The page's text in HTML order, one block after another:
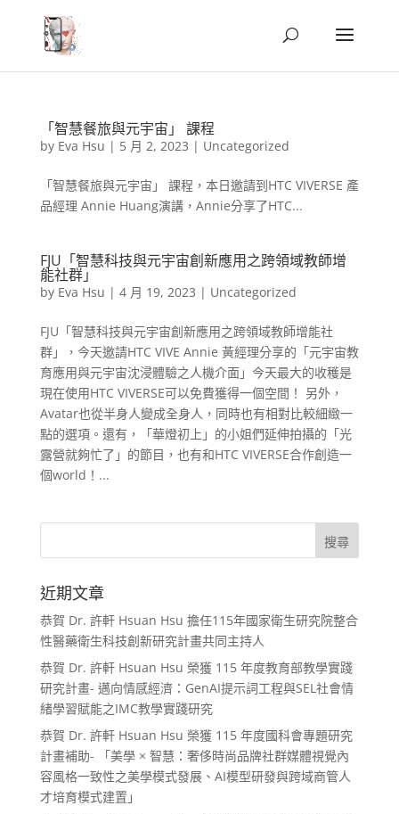
「智慧餐旅與元宇宙」 課程
by Eva Hsu | 5 月 2, 2023 | Uncategorized
「智慧餐旅與元宇宙」 課程，本日邀請到HTC VIVERSE 產
品經理 Annie Huang演講，Annie分享了HTC...
FJU「智慧科技與元宇宙創新應用之跨領域教師增
能社群」
by Eva Hsu | 4 月 19, 2023 | Uncategorized
FJU「智慧科技與元宇宙創新應用之跨領域教師增能社
群」，今天邀請HTC VIVE Annie 黃經理分享的「元宇宙教
育應用與元宇宙沈浸體驗之人機介面」今天最大的收穫是
現在使用HTC VIVERSE可以免費獲得一個空間！ 另外，
Avatar也從半身人變成全身人，同時也有相對比較細緻一
點的選項。還有，「華燈初上」的小姐們延伸拍攝的「光
露營就夠忙了」的節目，也有和HTC VIVERSE合作創造一
個world！...
近期文章
恭賀 Dr. 許軒 Hsuan Hsu 擔任115年國家衛生研究院整合
性醫藥衛生科技創新研究計畫共同主持人
恭賀 Dr. 許軒 Hsuan Hsu 榮獲 115 年度教育部教學實踐
研究計畫- 邁向情感經濟：GenAI提示詞工程與SEL社會情
緒學習賦能之IMC教學實踐研究
恭賀 Dr. 許軒 Hsuan Hsu 榮獲 115 年度國科會專題研究
計畫補助- 「美學 × 智慧：奢侈時尚品牌社群媒體視覺內
容風格一致性之美學模式發展、AI模型研發與跨域商管人
才培育模式建置」